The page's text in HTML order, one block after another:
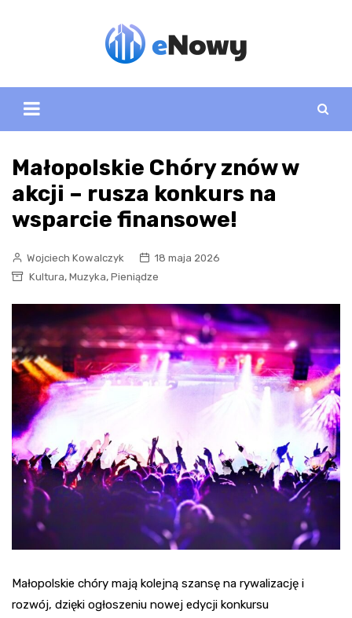
Małopolskie Chóry znów w
akcji – rusza konkurs na
wsparcie finansowe!
Wojciech Kowalczyk
18 maja 2026
Kultura, Muzyka, Pieniądze
Małopolskie chóry mają kolejną szansę na rywalizację i
rozwój, dzięki ogłoszeniu nowej edycji konkursu